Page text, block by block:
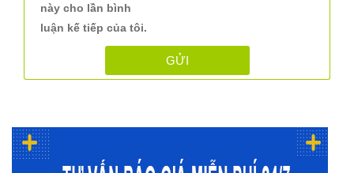
này cho lần bình
luận kế tiếp của tôi.